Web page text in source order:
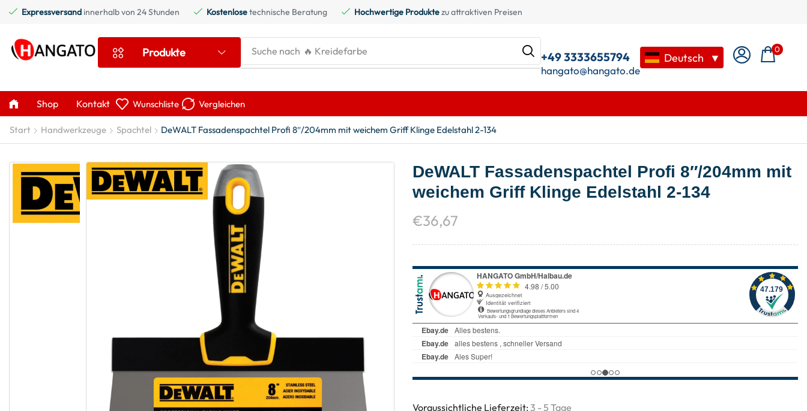
Expressversand innerhalb von 24 Stunden Kostenlosetechnische Beratung Hochwertige Produktezu attraktiven Preisen
Produkte Suche nach 🔥 Kreidefarbe +49 3333655794
hangato@hangato.de
Deutsch ▼
0
Shop Kontakt Wunschliste Vergleichen
Start Handwerkzeuge Spachtel DeWALT Fassadenspachtel Profi 8″/204mm mit weichem Griff Klinge Edelstahl 2-134
DeWALT Fassadenspachtel Profi 8″/204mm mit
weichem Griff Klinge Edelstahl 2-134
€36,67
Voraussichtliche Lieferzeit: 3 - 5 Tage